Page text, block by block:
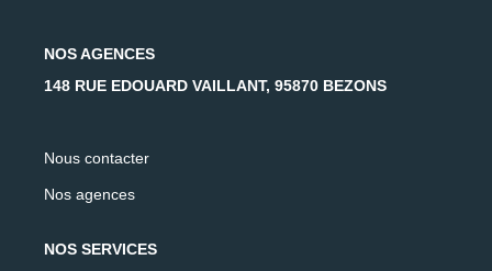
NOS AGENCES
148 RUE EDOUARD VAILLANT, 95870 BEZONS
Nous contacter
Nos agences
NOS SERVICES